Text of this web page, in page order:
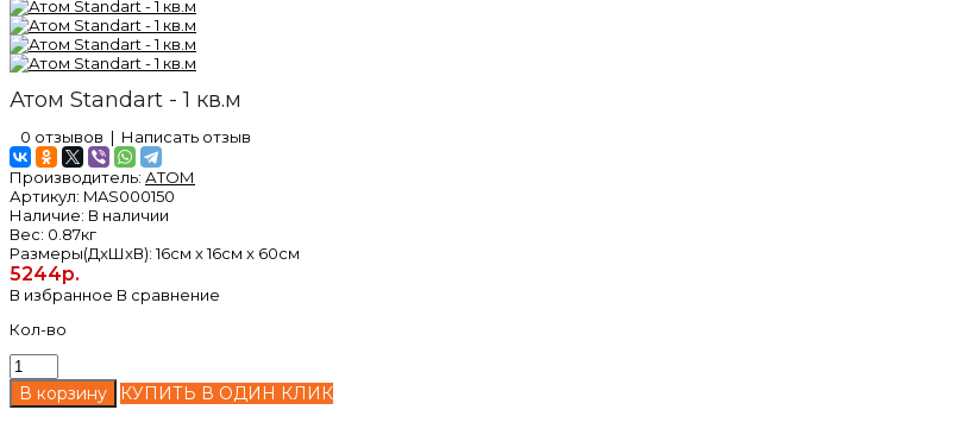
Атом Standart - 1 кв.м
0 отзывов | Написать отзыв
Производитель: АТОМ
Артикул: MAS000150
Наличие: В наличии
Вес: 0.87кг
Размеры(ДxШxВ):16см x 16см x 60см
5244р.
В избранное В сравнение
Кол-во
КУПИТЬ В ОДИН КЛИК